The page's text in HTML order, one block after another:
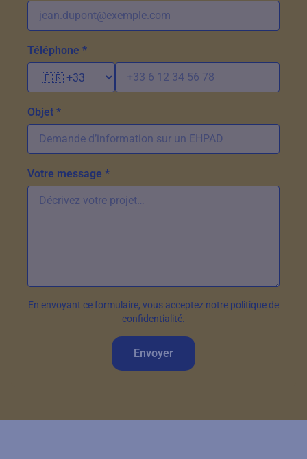
Téléphone *
Objet *
Votre message *
En envoyant ce formulaire, vous acceptez notre politique de
confidentialité.
Envoyer